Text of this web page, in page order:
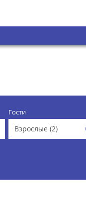
Гости
Взрослые (2)